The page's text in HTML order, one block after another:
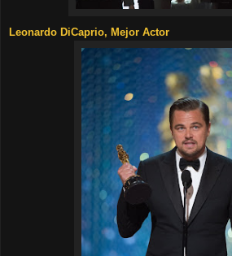
Leonardo DiCaprio, Mejor Actor